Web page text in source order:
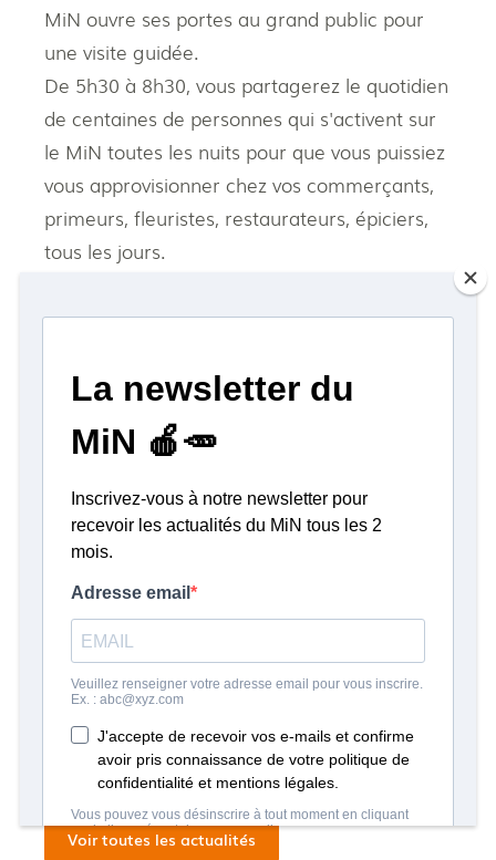
MiN ouvre ses portes au grand public pour
une visite guidée.
De 5h30 à 8h30, vous partagerez le quotidien
de centaines de personnes qui s'activent sur
le MiN toutes les nuits pour que vous puissiez
vous approvisionner chez vos commerçants,
primeurs, fleuristes, restaurateurs, épiciers,
tous les jours.
inscrits
https://forms.cloud.microsoft/e/Q6TkzwdgmJ
d’Entreprise en Pays de la Loire ont lieu
partout en France, du mercredi 15 au samedi
25 octobre 2025 et sont organisées par
association Visitez Nos Entreprises en Pays
de la Loire
Article publié le 05/09/2025
Voir toutes les actualités